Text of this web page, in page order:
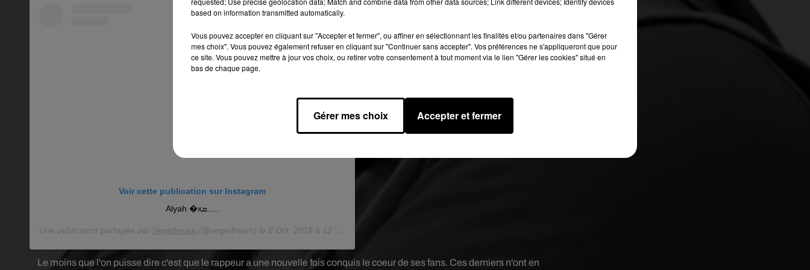
Voir cette publication sur Instagram
Une publication partagée par Vegedream (@vegedream) le 8 Oct. 2019 à 12 :50 PDT
Le moins que l'on puisse dire c'est que le rappeur a une nouvelle fois conquis le coeur de ses fans. Ces derniers n'ont en
based on information transmitted automatically.
Vous pouvez accepter en cliquant sur "Accepter et fermer", ou affiner en sélectionnant les finalités et/ou partenaires dans "Gérer
mes choix". Vous pouvez également refuser en cliquant sur "Continuer sans accepter". Vos préférences ne s'appliqueront que pour
ce site. Vous pouvez mettre à jour vos choix, ou retirer votre consentement à tout moment via le lien "Gérer les cookies" situé en
bas de chaque page.
Gérer mes choix Accepter et fermer